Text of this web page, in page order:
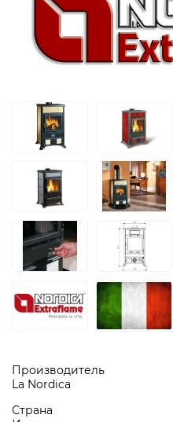
Производитель
La Nordica
Страна